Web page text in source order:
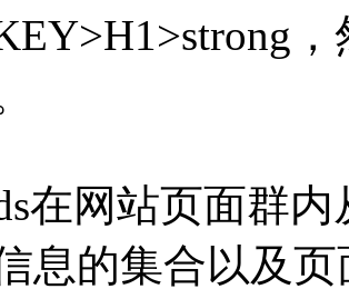
在网站页面群
息的集合以及